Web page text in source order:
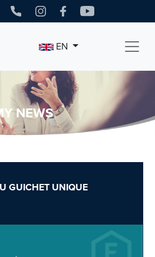
EN
NEWS
GUICHET UNIQUE